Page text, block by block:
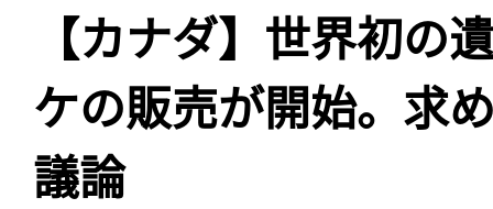
【カナダ】世界初の
ケの販売が開始。求
議論